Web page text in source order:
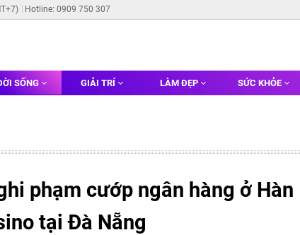
Hotline: 0909 750 307
SỐNG GIẢI TRÍ LÀM ĐẸP SỨC KHỎE
phạm cướp ngân hàng ở Hàn
tại Đà Nẵng